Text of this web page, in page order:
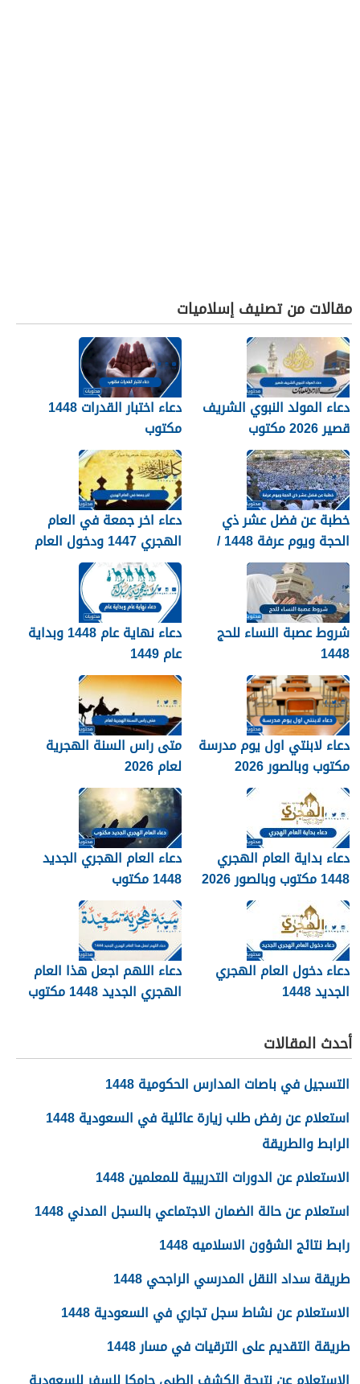
مقالات من تصنيف إسلاميات
دعاء المولد النبوي الشريف
قصير 2026 مكتوب
دعاء اختبار القدرات 1448
مكتوب
خطبة عن فضل عشر ذي
الحجة ويوم عرفة 1448 /
2026
دعاء اخر جمعة في العام
الهجري 1447 ودخول العام
الجديد 1448
شروط عصبة النساء للحج
1448
دعاء نهاية عام 1448 وبداية
عام 1449
دعاء لابنتي اول يوم مدرسة
مكتوب وبالصور 2026
متى راس السنة الهجرية
لعام 2026
دعاء بداية العام الهجري
1448 مكتوب وبالصور 2026
دعاء العام الهجري الجديد
1448 مكتوب
دعاء دخول العام الهجري
الجديد 1448
دعاء اللهم اجعل هذا العام
الهجري الجديد 1448 مكتوب
أحدث المقالات
التسجيل في باصات المدارس الحكومية 1448
استعلام عن رفض طلب زيارة عائلية في السعودية 1448
الرابط والطريقة
الاستعلام عن الدورات التدريبية للمعلمين 1448
استعلام عن حالة الضمان الاجتماعي بالسجل المدني 1448
رابط نتائج الشؤون الاسلاميه 1448
طريقة سداد النقل المدرسي الراجحي 1448
الاستعلام عن نشاط سجل تجاري في السعودية 1448
طريقة التقديم على الترقيات في مسار 1448